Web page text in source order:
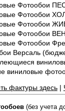
Фотообои
Фотообои
Фотообои
Фотообои
Фотообои
Версаль
виниловые
фактуры здесь|
(без учета